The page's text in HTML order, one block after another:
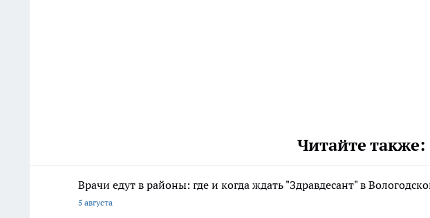
Читайте также:
Врачи едут в районы: где и когда ждать "Здравдесант" в
5 августа